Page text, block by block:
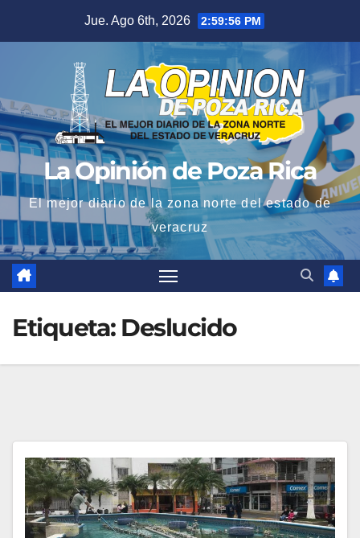
Jue. Ago 6th, 2026 2:59:57 PM
La Opinión de Poza Rica
El mejor diario de la zona norte del estado de
veracruz
Etiqueta: Deslucido